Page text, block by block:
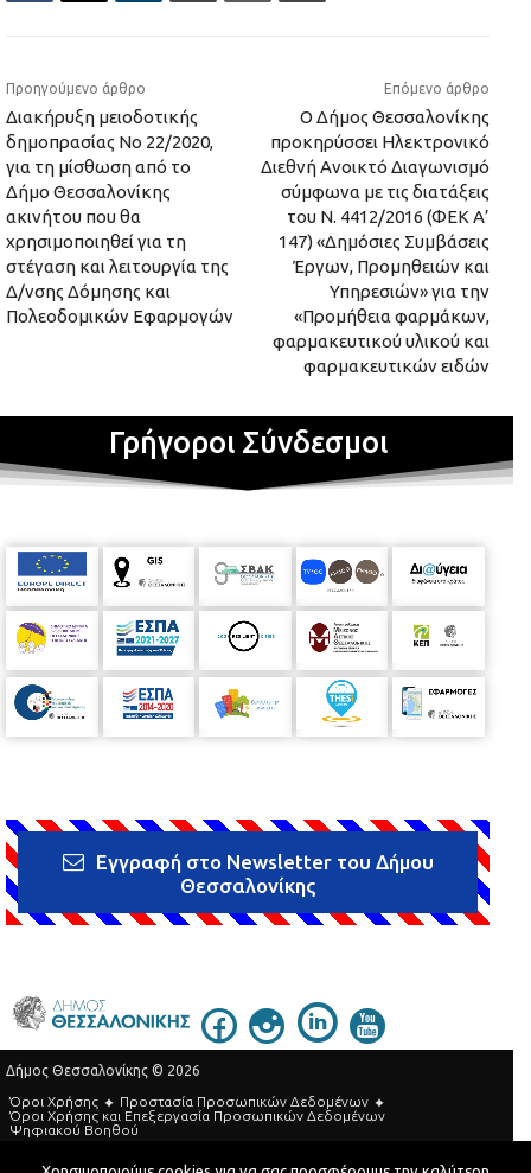
Προηγούμενο άρθρο
Διακήρυξη μειοδοτικής
δημοπρασίας Νο 22/2020,
για τη μίσθωση από το
Δήμο Θεσσαλονίκης
ακινήτου που θα
χρησιμοποιηθεί για τη
στέγαση και λειτουργία της
Δ/νσης Δόμησης και
Πολεοδομικών Εφαρμογών
Επόμενο άρθρο
Ο Δήμος Θεσσαλονίκης
προκηρύσσει Ηλεκτρονικό
Διεθνή Ανοικτό Διαγωνισμό
σύμφωνα με τις διατάξεις
του Ν. 4412/2016 (ΦΕΚ Α’
147) «Δημόσιες Συμβάσεις
Έργων, Προμηθειών και
Υπηρεσιών» για την
«Προμήθεια φαρμάκων,
φαρμακευτικού υλικού και
φαρμακευτικών ειδών
Γρήγοροι Σύνδεσμοι
Εγγραφή στο Newsletter του Δήμου
Θεσσαλονίκης
Δήμος Θεσσαλονίκης © 2026
Όροι Χρήσης
Προστασία Προσωπικών Δεδομένων
Όροι Xρήσης και Eπεξεργασία Προσωπικών Δεδομένων
Ψηφιακού Βοηθού
Τηλεφωνικός Κατάλογος